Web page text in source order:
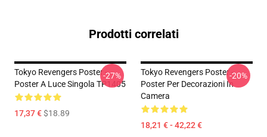
Prodotti correlati
Tokyo Revengers Poster -
Poster A Luce Singola TP1405
17,37 €$18.89
-27%
Tokyo Revengers Poster -
Poster Per Decorazioni In
Camera
18,21 € - 42,22 €
-20%